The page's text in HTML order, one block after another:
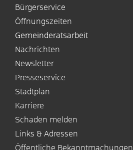
Bürgerservice
Öffnungszeiten
Gemeinderatsarbeit
Nachrichten
Newsletter
Presseservice
Stadtplan
Karriere
Schaden melden
Links & Adressen
Öffentliche Bekanntmachungen